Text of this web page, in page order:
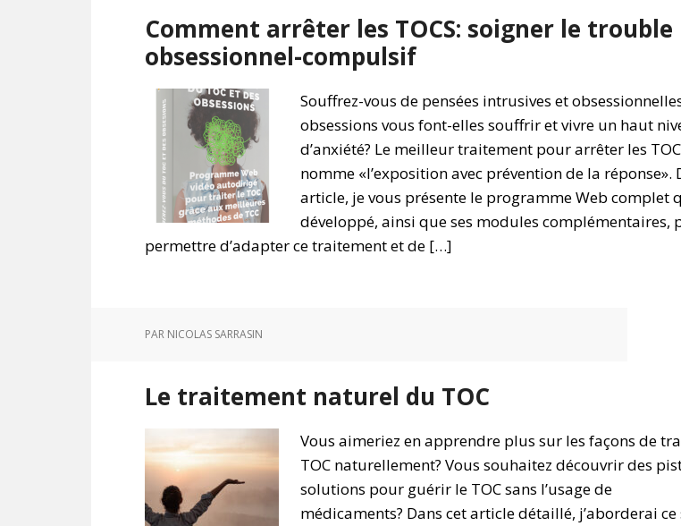
Comment arrêter les TOCS: soigner le trouble
obsessionnel-compulsif
Souffrez-vous de pensées intrusives et
obsessions vous font-elles souffrir et vivre un haut
d’anxiété? Le meilleur traitement pour arrêter les
nomme «l’exposition avec prévention de la réponse».
article, je vous présente le programme Web complet
développé, ainsi que ses modules complémentaires,
permettre d’adapter ce traitement et de […]
PAR NICOLAS SARRASIN
Le traitement naturel du TOC
Vous aimeriez en apprendre plus sur les façons de
TOC naturellement? Vous souhaitez découvrir des
solutions pour guérir le TOC sans l’usage de
médicaments? Dans cet article détaillé, j’aborderai